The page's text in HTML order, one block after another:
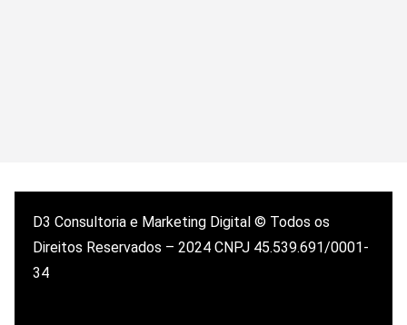
D3 Consultoria e Marketing Digital © Todos os
Direitos Reservados – 2024 CNPJ 45.539.691/0001-
34